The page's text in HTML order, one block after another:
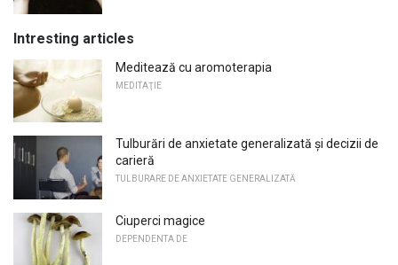
Intresting articles
Meditează cu aromoterapia
MEDITAŢIE
Tulburări de anxietate generalizată și decizii de
carieră
TULBURARE DE ANXIETATE GENERALIZATĂ
Ciuperci magice
DEPENDENTA DE